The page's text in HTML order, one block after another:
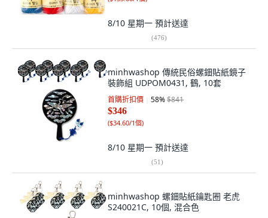
8/10 星期一 預計送達
(476)
minhwashop 傳統民俗螺鈿貼紙鏡子
裝飾組 UDPOM0431, 鶴, 10套
首購折扣價 58%$841
$346
($34.60/1個)
8/10 星期一 預計送達
(51)
minhwashop 螺鈿貼紙鑰匙圈 老虎
S240021C, 10個, 混合色